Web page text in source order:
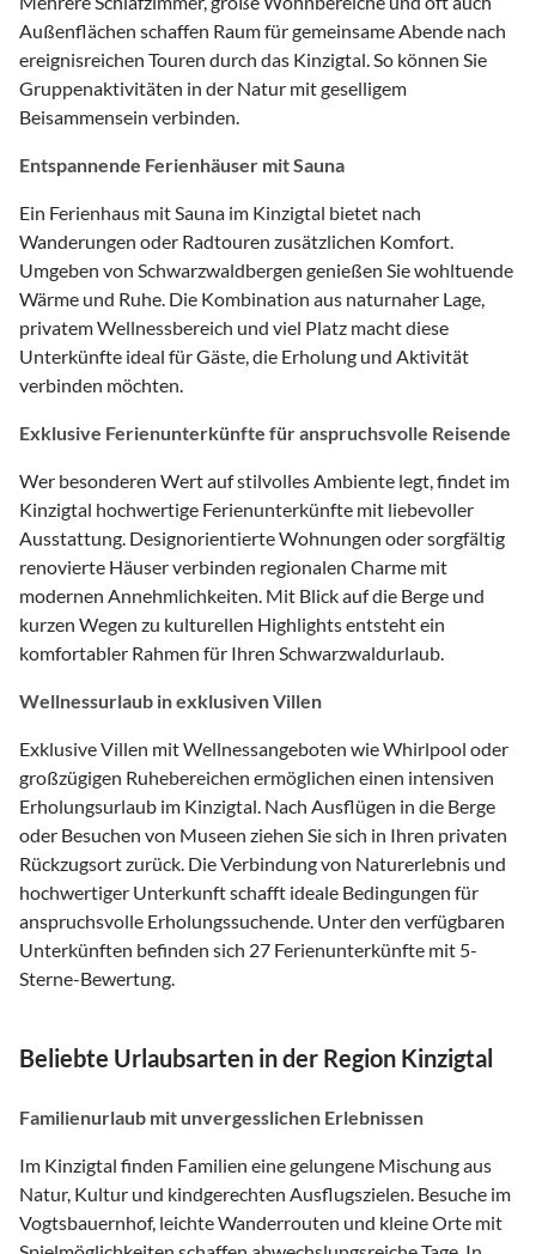
Außenflächen schaffen Raum für gemeinsame Abende nach
ereignisreichen Touren durch das Kinzigtal. So können Sie
Gruppenaktivitäten in der Natur mit geselligem
Beisammensein verbinden.
Entspannende Ferienhäuser mit Sauna
Ein Ferienhaus mit Sauna im Kinzigtal bietet nach
Wanderungen oder Radtouren zusätzlichen Komfort.
Umgeben von Schwarzwaldbergen genießen Sie wohltuende
Wärme und Ruhe. Die Kombination aus naturnaher Lage,
privatem Wellnessbereich und viel Platz macht diese
Unterkünfte ideal für Gäste, die Erholung und Aktivität
verbinden möchten.
Exklusive Ferienunterkünfte für anspruchsvolle Reisende
Wer besonderen Wert auf stilvolles Ambiente legt, findet im
Kinzigtal hochwertige Ferienunterkünfte mit liebevoller
Ausstattung. Designorientierte Wohnungen oder sorgfältig
renovierte Häuser verbinden regionalen Charme mit
modernen Annehmlichkeiten. Mit Blick auf die Berge und
kurzen Wegen zu kulturellen Highlights entsteht ein
komfortabler Rahmen für Ihren Schwarzwaldurlaub.
Wellnessurlaub in exklusiven Villen
Exklusive Villen mit Wellnessangeboten wie Whirlpool oder
großzügigen Ruhebereichen ermöglichen einen intensiven
Erholungsurlaub im Kinzigtal. Nach Ausflügen in die Berge
oder Besuchen von Museen ziehen Sie sich in Ihren privaten
Rückzugsort zurück. Die Verbindung von Naturerlebnis und
hochwertiger Unterkunft schafft ideale Bedingungen für
anspruchsvolle Erholungssuchende. Unter den verfügbaren
Unterkünften befinden sich 27 Ferienunterkünfte mit 5-
Sterne-Bewertung.
Beliebte Urlaubsarten in der Region Kinzigtal
Familienurlaub mit unvergesslichen Erlebnissen
Im Kinzigtal finden Familien eine gelungene Mischung aus
Natur, Kultur und kindgerechten Ausflugszielen. Besuche im
Vogtsbauernhof, leichte Wanderrouten und kleine Orte mit